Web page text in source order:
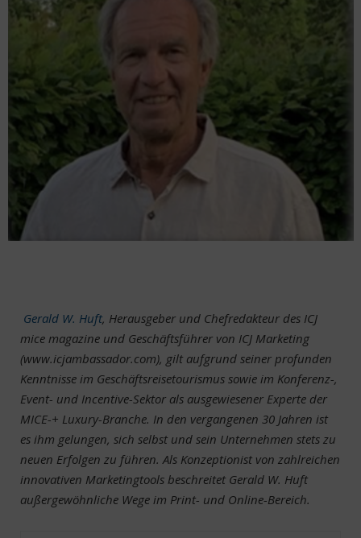
Gerald W. Huft, Herausgeber und Chefredakteur des ICJ
mice magazine und Geschäftsführer von ICJ Marketing
(www.icjambassador.com), gilt aufgrund seiner profunden
Kenntnisse im Geschäftsreisetourismus sowie im Konferenz-,
Event- und Incentive-Sektor als ausgewiesener Experte der
MICE-+ Luxury-Branche. In den vergangenen 30 Jahren ist
es ihm gelungen, sich selbst und sein Unternehmen stets zu
neuen Erfolgen zu führen. Als Konzeptionist von zahlreichen
innovativen Marketingtools beschreitet Gerald W. Huft
außergewöhnliche Wege im Print- und Online-Bereich.